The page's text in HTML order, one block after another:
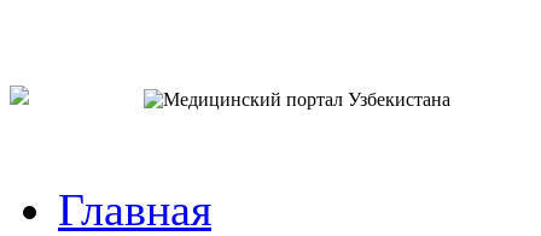
Главная